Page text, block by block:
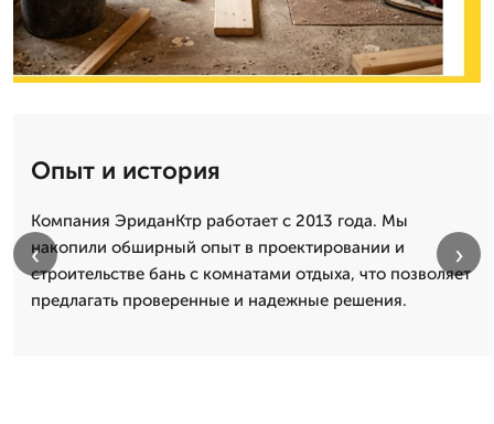
Опыт и история
Компания ЭриданКтр работает с 2013 года. Мы
накопили обширный опыт в проектировании и
строительстве бань с комнатами отдыха, что позволяет
предлагать проверенные и надежные решения.
‹ ›